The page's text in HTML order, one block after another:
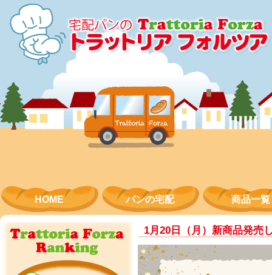
コンテンツにスキップ
HOME パンの宅配 商品一覧
1月20日（月）新商品発売